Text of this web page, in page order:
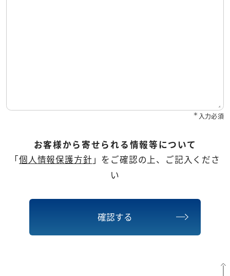
＊ 入力必須
お客様から寄せられる情報等について
「個人情報保護方針 」をご確認の上、ご記入くださ
い
確認する